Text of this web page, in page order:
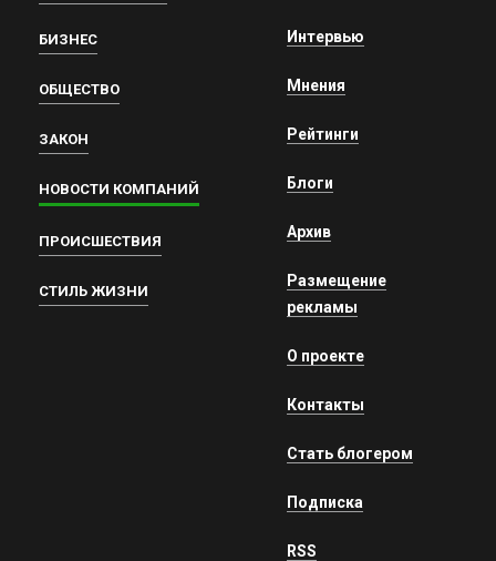
БИЗНЕС
ОБЩЕСТВО
ЗАКОН
НОВОСТИ КОМПАНИЙ
ПРОИСШЕСТВИЯ
СТИЛЬ ЖИЗНИ
Интервью
Мнения
Рейтинги
Блоги
Архив
Размещение
рекламы
О проекте
Контакты
Стать блогером
Подписка
RSS